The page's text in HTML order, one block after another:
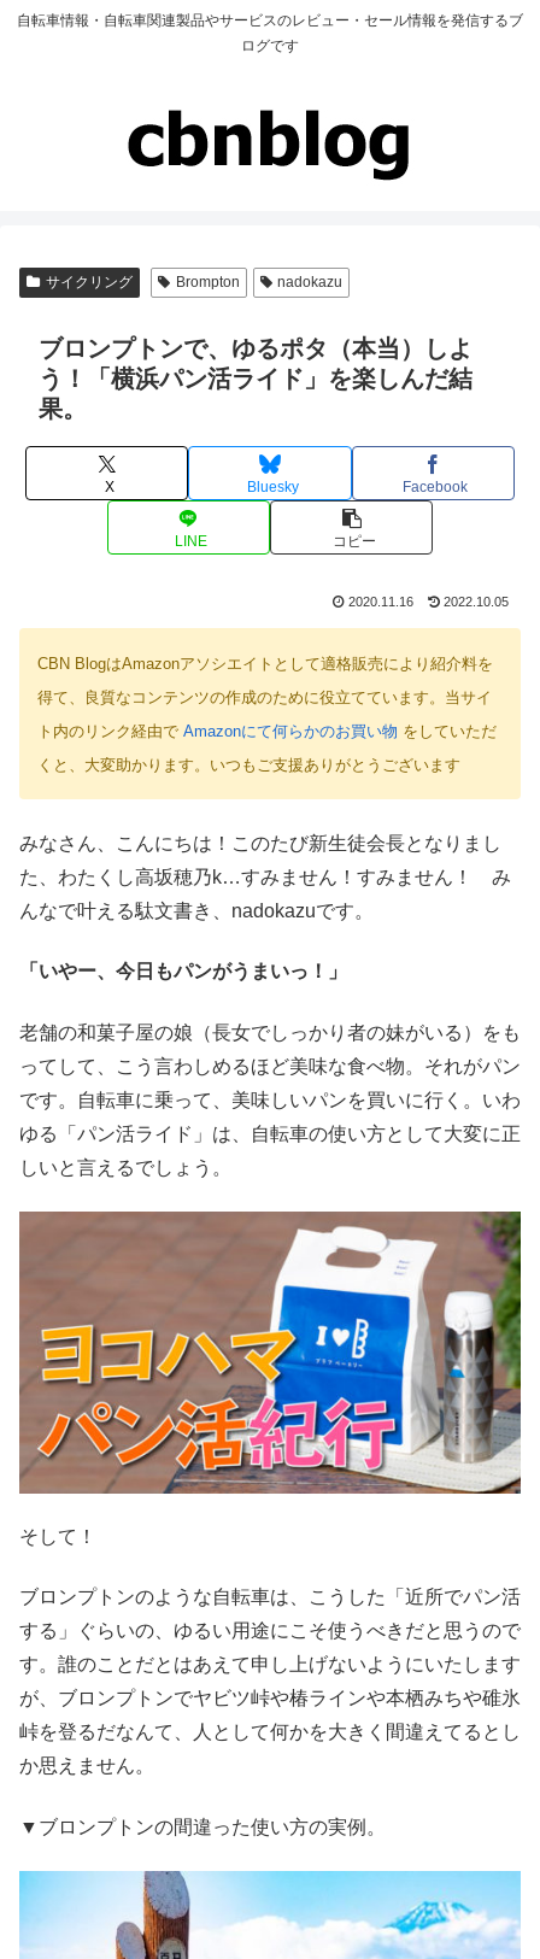
自転車情報・自転車関連製品やサービスのレビュー・セール情報を発信するブ
ログです
サイクリング Brompton nadokazu
ブロンプトンで、ゆるポタ（本当）しよ
う！「横浜パン活ライド」を楽しんだ結
果。
X Bluesky Facebook
LINE コピー
2020.11.16 2022.10.05
CBN BlogはAmazonアソシエイトとして適格販売により紹介料を
得て、良質なコンテンツの作成のために役立てています。当サイ
ト内のリンク経由で Amazonにて何らかのお買い物 をしていただ
くと、大変助かります。いつもご支援ありがとうございます
みなさん、こんにちは！このたび新生徒会長となりまし
た、わたくし高坂穂乃k…すみません！すみません！ み
んなで叶える駄文書き、nadokazuです。
「いやー、今日もパンがうまいっ！」
老舗の和菓子屋の娘（長女でしっかり者の妹がいる）をも
ってして、こう言わしめるほど美味な食べ物。それがパン
です。自転車に乗って、美味しいパンを買いに行く。いわ
ゆる「パン活ライド」は、自転車の使い方として大変に正
しいと言えるでしょう。
そして！
ブロンプトンのような自転車は、こうした「近所でパン活
する」ぐらいの、ゆるい用途にこそ使うべきだと思うので
す。誰のことだとはあえて申し上げないようにいたします
が、ブロンプトンでヤビツ峠や椿ラインや本栖みちや碓氷
峠を登るだなんて、人として何かを大きく間違えてるとし
か思えません。
▼ブロンプトンの間違った使い方の実例。